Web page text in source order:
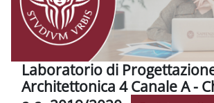
Laboratorio di
Architettonica 4 Canale A -